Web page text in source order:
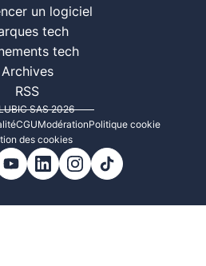
un logiciel
tech
tech
Archives
RSS
SAS 2026
CGUModérationPolitique cookie
des cookies